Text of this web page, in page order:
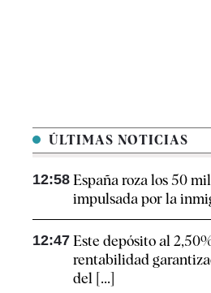
ÚLTIMAS NOTICIAS
12:58 España roza los 50
impulsada por la
12:47 Este depósito al
rentabilidad
del [...]